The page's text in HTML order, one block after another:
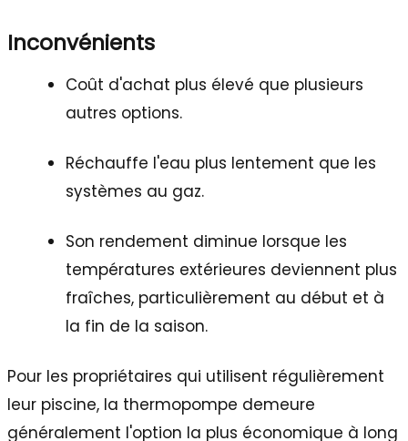
Inconvénients
Coût d'achat plus élevé que plusieurs
autres options.
Réchauffe l'eau plus lentement que les
systèmes au gaz.
Son rendement diminue lorsque les
températures extérieures deviennent plus
fraîches, particulièrement au début et à
la fin de la saison.
Pour les propriétaires qui utilisent régulièrement
leur piscine, la thermopompe demeure
généralement l'option la plus économique à long